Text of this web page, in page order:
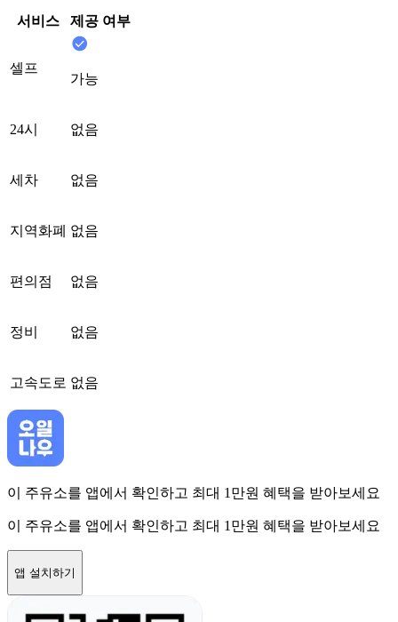
서비스 제공 여부
셀프
가능
24시 없음
세차 없음
지역화폐 없음
편의점 없음
정비 없음
고속도로 없음
이 주유소를 앱에서 확인하고 최대 1만원 혜택을 받아보세요
이 주유소를 앱에서 확인하고 최대 1만원 혜택을 받아보세요
앱 설치하기